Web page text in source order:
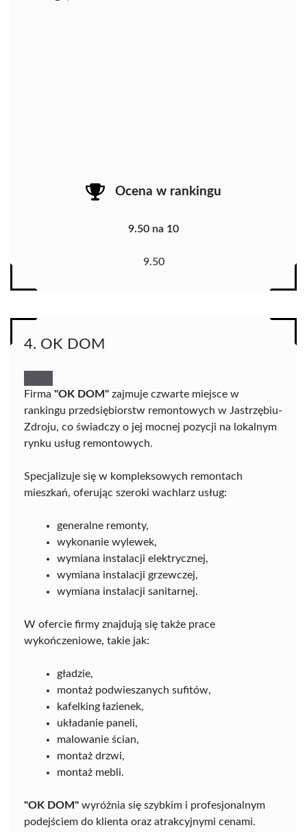
Ocena w rankingu
9.50 na 10
9.50
4. OK DOM
Firma "OK DOM" zajmuje czwarte miejsce w
rankingu przedsiębiorstw remontowych w Jastrzębiu-
Zdroju, co świadczy o jej mocnej pozycji na lokalnym
rynku usług remontowych.
Specjalizuje się w kompleksowych remontach
mieszkań, oferując szeroki wachlarz usług:
generalne remonty,
wykonanie wylewek,
wymiana instalacji elektrycznej,
wymiana instalacji grzewczej,
wymiana instalacji sanitarnej.
W ofercie firmy znajdują się także prace
wykończeniowe, takie jak:
gładzie,
montaż podwieszanych sufitów,
kafelking łazienek,
układanie paneli,
malowanie ścian,
montaż drzwi,
montaż mebli.
"OK DOM" wyróżnia się szybkim i profesjonalnym
podejściem do klienta oraz atrakcyjnymi cenami.